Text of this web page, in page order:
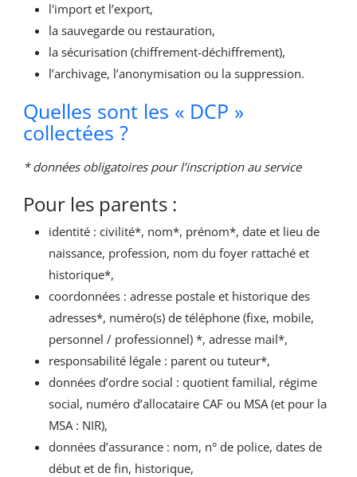
l'import et l’export,
la sauvegarde ou restauration,
la sécurisation (chiffrement-déchiffrement),
l’archivage, l’anonymisation ou la suppression.
Quelles sont les « DCP »
collectées ?
* données obligatoires pour l’inscription au service
Pour les parents :
identité : civilité*, nom*, prénom*, date et lieu de
naissance, profession, nom du foyer rattaché et
historique*,
coordonnées : adresse postale et historique des
adresses*, numéro(s) de téléphone (fixe, mobile,
personnel / professionnel) *, adresse mail*,
responsabilité légale : parent ou tuteur*,
données d’ordre social : quotient familial, régime
social, numéro d’allocataire CAF ou MSA (et pour la
MSA : NIR),
données d’assurance : nom, n° de police, dates de
début et de fin, historique,